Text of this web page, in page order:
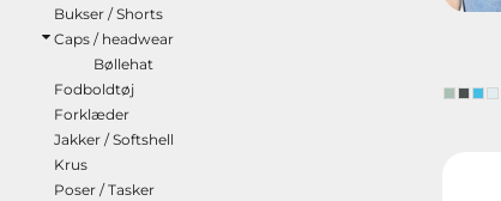
Bukser / Shorts
Caps / headwear
Bøllehat
Fodboldtøj
Forklæder
Jakker / Softshell
Krus
Poser / Tasker